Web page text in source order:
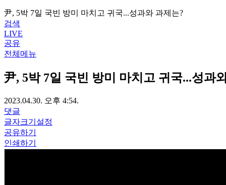
尹, 5박 7일 국빈 방미 마치고 귀국...성과와 과제는?
검색
LIVE
공유
전체메뉴
尹, 5박 7일 국빈 방미 마치고 귀국...성과
2023.04.30. 오후 4:54.
댓글
글자크기설정
공유하기
인쇄하기